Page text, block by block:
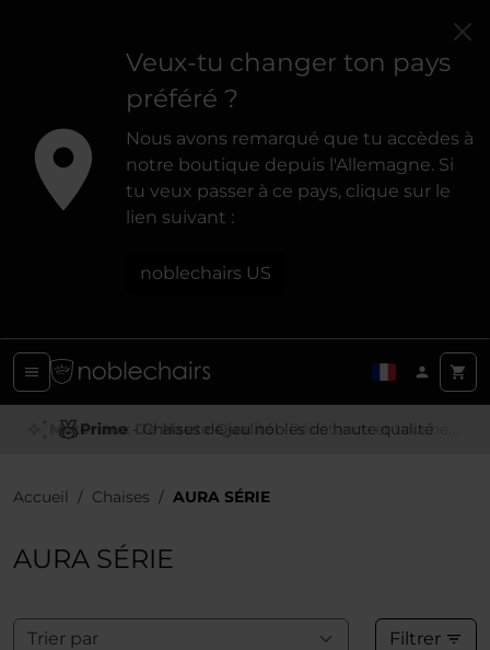
Veux-tu changer ton pays
préféré ?
Nous avons remarqué que tu accèdes à
notre boutique depuis l'Allemagne. Si
tu veux passer à ce pays, clique sur le
lien suivant :
noblechairs US
Prime - Chaises de jeu nobles de haute qualité
Matériaux De Haute Qualité- Résistance et toucher premium
Accueil Chaises AURA SÉRIE
AURA SÉRIE
Filtrer